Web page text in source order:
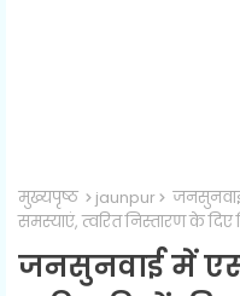
मुख्यपृष्ठ jaunpur
समस्याएं, त्वरित निस्तारण के दिए
जनसुनवाई में